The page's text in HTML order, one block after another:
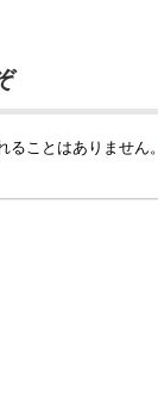
ることはありません。